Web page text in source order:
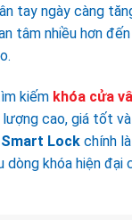
tay ngày càng
tâm nhiều hơn
kiếm khóa cửa
cao, giá tốt
Smart Lock chính
dòng khóa hiện đại